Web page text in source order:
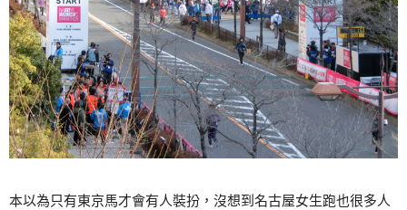
本以為只有東京馬才會有人裝扮，沒想到名古屋女生跑也很多人